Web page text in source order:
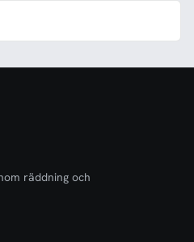
räddning och